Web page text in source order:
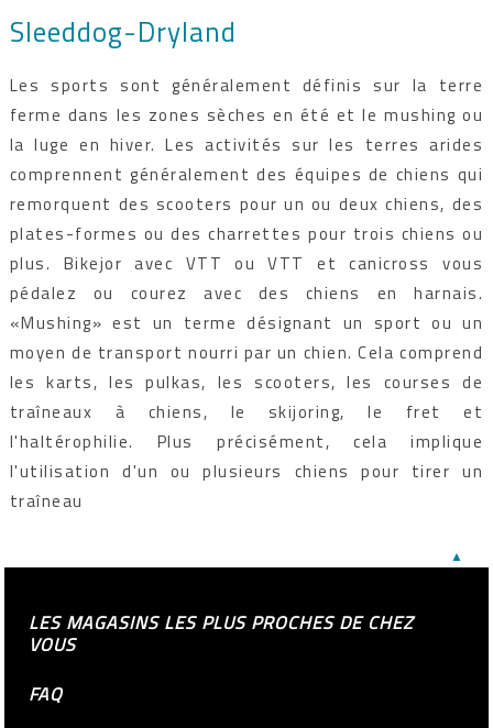
Sleeddog-Dryland
Les sports sont généralement définis sur la terre
ferme dans les zones sèches en été et le mushing ou
la luge en hiver. Les activités sur les terres arides
comprennent généralement des équipes de chiens qui
remorquent des scooters pour un ou deux chiens, des
plates-formes ou des charrettes pour trois chiens ou
plus. Bikejor avec VTT ou VTT et canicross vous
pédalez ou courez avec des chiens en harnais.
«Mushing» est un terme désignant un sport ou un
moyen de transport nourri par un chien. Cela comprend
les karts, les pulkas, les scooters, les courses de
traîneaux à chiens, le skijoring, le fret et
l'haltérophilie. Plus précisément, cela implique
l'utilisation d'un ou plusieurs chiens pour tirer un
traîneau
▲
LES MAGASINS LES PLUS PROCHES DE CHEZ
VOUS
FAQ